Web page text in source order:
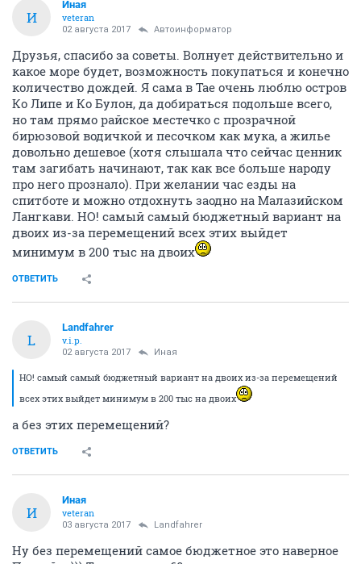
И
Иная
veteran
02 августа 2017 Автоинформатор
Друзья, спасибо за советы. Волнует действительно и
какое море будет, возможность покупаться и конечно
количество дождей. Я сама в Тае очень люблю остров
Ко Липе и Ко Булон, да добираться подольше всего,
но там прямо райское местечко с прозрачной
бирюзовой водичкой и песочком как мука, а жилье
довольно дешевое (хотя слышала что сейчас ценник
там загибать начинают, так как все больше народу
про него прознало). При желании час езды на
спитботе и можно отдохнуть заодно на Малазийском
Лангкави. НО! самый самый бюджетный вариант на
двоих из-за перемещений всех этих выйдет
минимум в 200 тыс на двоих
ОТВЕТИТЬ
L
Landfahrer
v.i.p.
02 августа 2017 Иная
НО! самый самый бюджетный вариант на двоих из-за перемещений
всех этих выйдет минимум в 200 тыс на двоих
а без этих перемещений?
ОТВЕТИТЬ
И
Иная
veteran
03 августа 2017 Landfahrer
Ну без перемещений самое бюджетное это наверное